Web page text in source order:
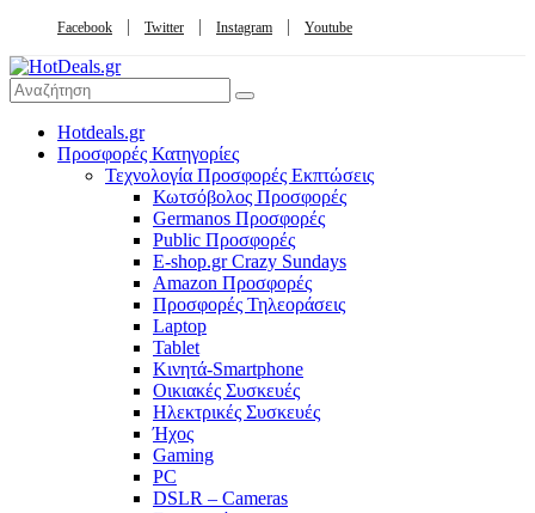
Facebook Twitter Instagram Youtube
Hotdeals.gr
Προσφορές Κατηγορίες
Τεχνολογία Προσφορές Εκπτώσεις
Κωτσόβολος Προσφορές
Germanos Προσφορές
Public Προσφορές
E-shop.gr Crazy Sundays
Amazon Προσφορές
Προσφορές Τηλεοράσεις
Laptop
Tablet
Κινητά-Smartphone
Οικιακές Συσκευές
Hλεκτρικές Συσκευές
Ήχος
Gaming
PC
DSLR – Cameras